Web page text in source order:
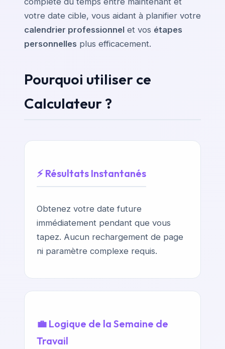
votre date cible, vous aidant à planifier votre
calendrier professionnel et vos étapes
personnelles plus efficacement.
Pourquoi utiliser ce
Calculateur ?
⚡ Résultats Instantanés
Obtenez votre date future
immédiatement pendant que vous
tapez. Aucun rechargement de page
ni paramètre complexe requis.
💼 Logique de la Semaine de
Travail